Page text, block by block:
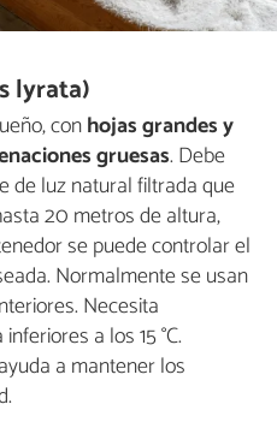
lyrata)
conhojas grandes y
gruesas. Debe
de luz natural filtrada que
20 metros de altura,
se puede controlar el
Normalmente se usan
Necesita
a los 15 °C.
a mantener los